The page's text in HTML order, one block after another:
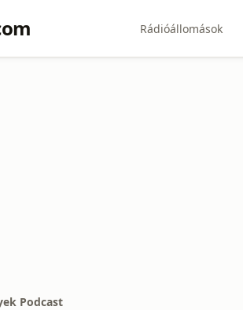
Rádióállomások
Podcast